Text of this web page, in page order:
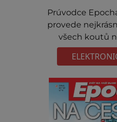
Prúvodce
provede
všech koutů